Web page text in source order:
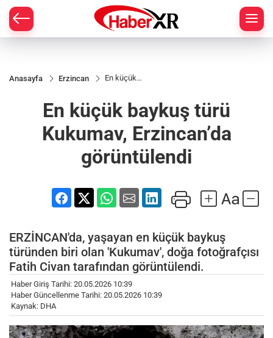
Anasayfa Erzincan
En küçük
Erzincan’da
görüntülendi
En küçük baykuş türü
Kukumav, Erzincan’da
görüntülendi
ERZİNCAN'da, yaşayan en küçük baykuş
türünden biri olan 'Kukumav', doğa fotoğrafçısı
Fatih Civan tarafından görüntülendi.
Haber Giriş Tarihi: 20.05.2026 10:39
Haber Güncellenme Tarihi: 20.05.2026 10:39
Kaynak: DHA